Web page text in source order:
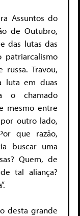
Assuntos do
de Outubro,
das lutas das
patriarcalismo
russa. Travou,
luta em duas
o chamado
mesmo entre
outro lado,
que razão,
buscar uma
Quem, de
tal aliança?
desta grande